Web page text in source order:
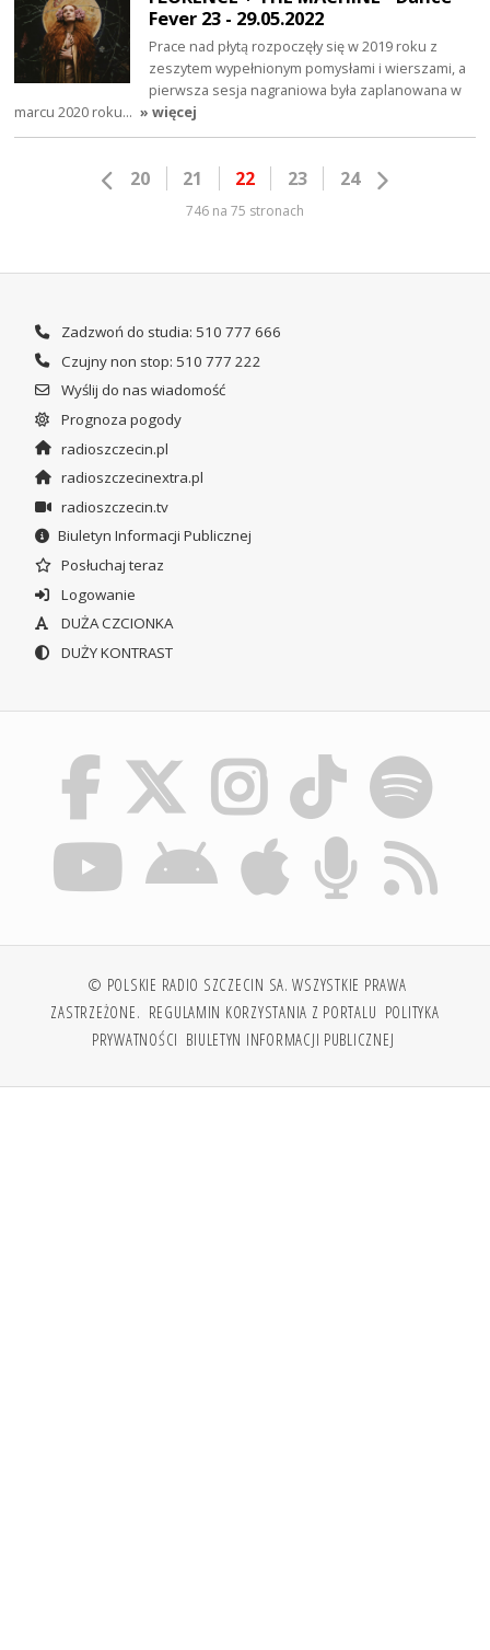
Fever 23 - 29.05.2022
Prace nad płytą rozpoczęły się w 2019 roku z
zeszytem wypełnionym pomysłami i wierszami, a
pierwsza sesja nagraniowa była zaplanowana w
marcu 2020 roku… » więcej
20 21 22 23 24
746 na 75 stronach
Zadzwoń do studia: 510 777 666
Czujny non stop: 510 777 222
Wyślij do nas wiadomość
Prognoza pogody
radioszczecin.pl
radioszczecinextra.pl
radioszczecin.tv
Biuletyn Informacji Publicznej
Posłuchaj teraz
Logowanie
DUŻA CZCIONKA
DUŻY KONTRAST
© POLSKIE RADIO SZCZECIN SA. WSZYSTKIE PRAWA
ZASTRZEŻONE. REGULAMIN KORZYSTANIA Z PORTALU POLITYKA
PRYWATNOŚCI BIULETYN INFORMACJI PUBLICZNEJ